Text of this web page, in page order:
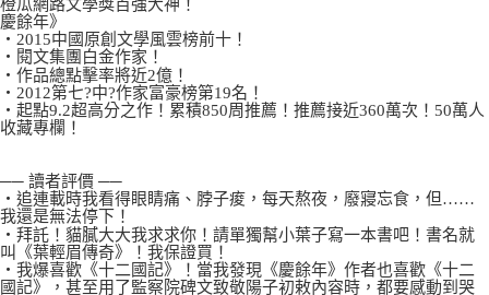
橙瓜網路文學獎百強大神！
慶餘年》
‧2015中國原創文學風雲榜前十！
‧閱文集團白金作家！
‧作品總點擊率將近2億！
‧2012第七?中?作家富豪榜第19名！
‧起點9.2超高分之作！累積850周推薦！推薦接近360萬次！50萬人
收藏專欄！
── 讀者評價 ──
‧追連載時我看得眼睛痛、脖子痠，每天熬夜，廢寢忘食，但……
我還是無法停下！
‧拜託！貓膩大大我求求你！請單獨幫小葉子寫一本書吧！書名就
叫《葉輕眉傳奇》！我保證買！
‧我爆喜歡《十二國記》！當我發現《慶餘年》作者也喜歡《十二
國記》，甚至用了監察院碑文致敬陽子初敕內容時，都要感動到哭